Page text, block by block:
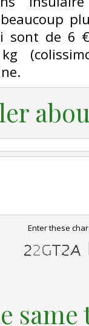
sont de 6
Enter these